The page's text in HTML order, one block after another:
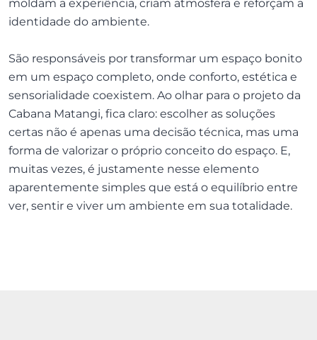
moldam a experiência, criam atmosfera e reforçam a
identidade do ambiente.
São responsáveis por transformar um espaço bonito
em um espaço completo, onde conforto, estética e
sensorialidade coexistem. Ao olhar para o projeto da
Cabana Matangi, fica claro: escolher as soluções
certas não é apenas uma decisão técnica, mas uma
forma de valorizar o próprio conceito do espaço. E,
muitas vezes, é justamente nesse elemento
aparentemente simples que está o equilíbrio entre
ver, sentir e viver um ambiente em sua totalidade.